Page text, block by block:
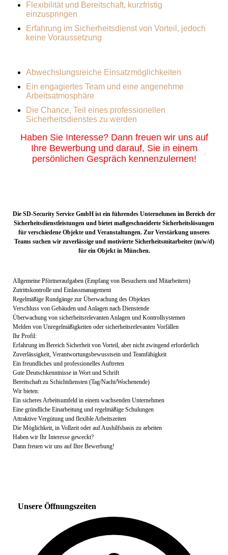
Flexibilität und Bereitschaft, kurzfristig
einzuspringen
Erfahrung im Sicherheitsdienst von Vorteil, jedoch
keine Voraussetzung
Abwechslungsreiche Einsatzmöglichkeiten
Ein engagiertes Team und eine angenehme
Arbeitsatmosphäre
Die Chance, Teil eines professionellen
Sicherheitsdienstes zu werden
Haben Sie Interesse? Dann freuen wir uns auf
Ihre Bewerbung und darauf, Sie in einem
persönlichen Gespräch kennenzulernen!
Die SD-Security Service GmbH ist ein führendes Unternehmen im Bereich der
Sicherheitsdienstleistungen und bietet maßgeschneiderte Sicherheitslösungen
für verschiedene Objekte und Veranstaltungen. Zur Verstärkung unseres
Teams suchen wir zuverlässige und motivierte Sicherheitsmitarbeiter (m/w/d)
für ein Objekt in München.
Allgemeine Pförtneraufgaben (Empfang von Besuchern und Mitarbeitern)
Zutrittskontrolle und Einlassmanagement
Regelmäßige Rundgänge zur Überwachung des Objektes
Verschluss von Gebäuden und Anlagen nach Dienstende
Überwachung von sicherheitsrelevanten Anlagen und Kontrollsystemen
Melden von Unregelmäßigkeiten oder sicherheitsrelevanten Vorfällen
Ihr Profil:
Erfahrung im Bereich Sicherheit von Vorteil, aber nicht zwingend erforderlich
Zuverlässigkeit, Verantwortungsbewusstsein und Teamfähigkeit
Ein freundliches und professionelles Auftreten
Gute Deutschkenntnisse in Wort und Schrift
Bereitschaft zu Schichtdiensten (Tag/Nacht/Wochenende)
Wir bieten:
Ein sicheres Arbeitsumfeld in einem wachsenden Unternehmen
Eine gründliche Einarbeitung und regelmäßige Schulungen
Attraktive Vergütung und flexible Arbeitszeiten
Die Möglichkeit, in Vollzeit oder auf Aushilfsbasis zu arbeiten
Haben wir Ihr Interesse geweckt?
Dann freuen wir uns auf Ihre Bewerbung!
Unsere Öffnungszeiten